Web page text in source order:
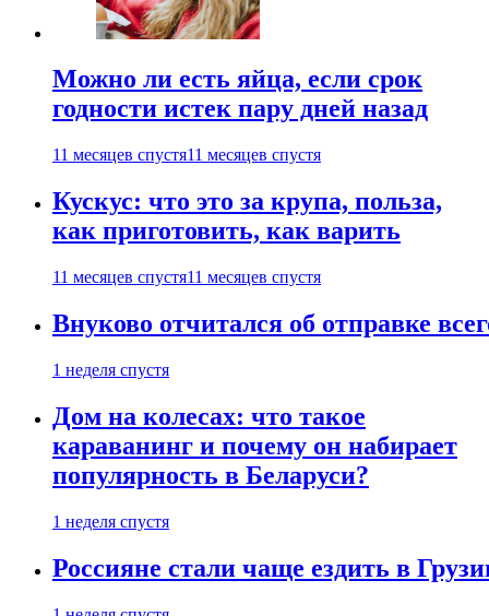
Можно ли есть яйца, если срок
годности истек пару дней назад
11 месяцев спустя11 месяцев спустя
Кускус: что это за крупа, польза,
как приготовить, как варить
11 месяцев спустя11 месяцев спустя
Внуково отчитался об отправке
1 неделя спустя
Дом на колесах: что такое
караванинг и почему он набирает
популярность в Беларуси?
1 неделя спустя
Россияне стали чаще ездить в